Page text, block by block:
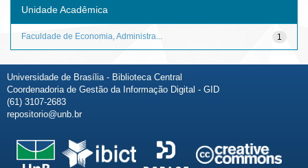
Unidade Acadêmica
1
Faculdade de Economia, Administra...
Universidade de Brasília - Biblioteca Central
Coordenadoria de Gestão da Informação Digital - GID
(61) 3107-2683
repositorio@unb.br